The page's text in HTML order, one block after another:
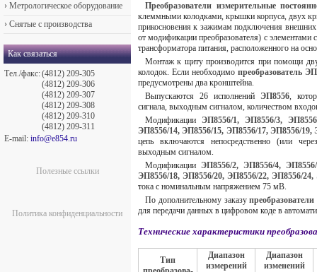
Преобразователи измерительные
клеммными колодками, крышки корпуса, двух
прикосновения к зажимам подключения
от модификации преобразователя) с элементами
трансформатора питания, расположенного на
Монтаж к щиту производится при помощи
колодок. Если необходимо преобразователь
предусмотрены два кронштейна.
Выпускаются 26 исполнений ЭП8556,
сигнала, выходным сигналом, количеством
Модификации ЭП8556/1, ЭП8556/3,
ЭП8556/14, ЭП8556/15, ЭП8556/17, ЭП8556/19,
цепь включаются непосредственно (или
выходным сигналом.
Модификации ЭП8556/2, ЭП8556/4,
ЭП8556/18, ЭП8556/20, ЭП8556/22, ЭП8556/24,
тока с номинальным напряжением 75 мВ.
По дополнительному заказу
для передачи данных в цифровом коде в
Технические характеристики
Тип
Диапазон
измерений
Диапазон
изменений
› Метрологическое оборудование
› Снятые с производства
Как связаться
Тел./факс:(4812) 209-305
(4812) 209-306
(4812) 209-307
(4812) 209-308
(4812) 209-310
(4812) 209-311
E-mail: info@e854.ru
Полезные ссылки
Политика конфиденциальности